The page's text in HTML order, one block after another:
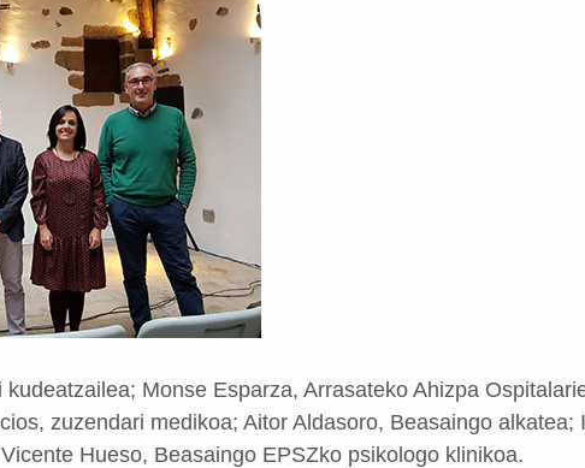
Monse Esparza, Arrasateko Ahizpa
zuzendari medikoa; Aitor Aldasoro, Beasaingo alkatea;
Hueso, Beasaingo EPSZko psikologo klinikoa.